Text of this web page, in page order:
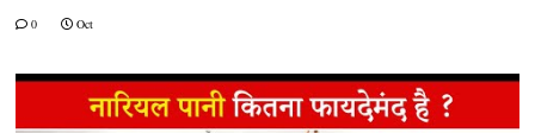
0 Oct